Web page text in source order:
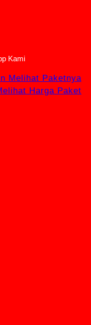
Kami
Melihat Paketnya
Harga Paket